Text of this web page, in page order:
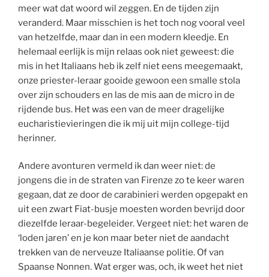
meer wat dat woord wil zeggen. En de tijden zijn
veranderd. Maar misschien is het toch nog vooral veel
van hetzelfde, maar dan in een modern kleedje. En
helemaal eerlijk is mijn relaas ook niet geweest: die
mis in het Italiaans heb ik zelf niet eens meegemaakt,
onze priester-leraar gooide gewoon een smalle stola
over zijn schouders en las de mis aan de micro in de
rijdende bus. Het was een van de meer dragelijke
eucharistievieringen die ik mij uit mijn college-tijd
herinner.
Andere avonturen vermeld ik dan weer niet: de
jongens die in de straten van Firenze zo te keer waren
gegaan, dat ze door de carabinieri werden opgepakt en
uit een zwart Fiat-busje moesten worden bevrijd door
diezelfde leraar-begeleider. Vergeet niet: het waren de
‘loden jaren’ en je kon maar beter niet de aandacht
trekken van de nerveuze Italiaanse politie. Of van
Spaanse Nonnen. Wat erger was, och, ik weet het niet